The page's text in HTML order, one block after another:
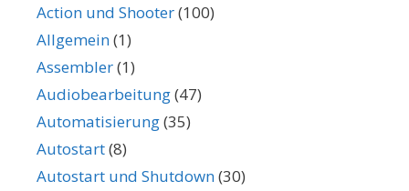
Action und Shooter(100)
Allgemein(1)
Assembler(1)
Audiobearbeitung(47)
Automatisierung(35)
Autostart(8)
Autostart und Shutdown(30)